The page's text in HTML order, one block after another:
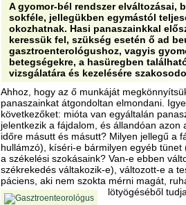
A gyomor-bél rendszer elváltozásai,
sokféle, jellegükben egymástól
okozhatnak. Hasi panaszainkkal
keressük fel, szükség esetén ő ad
gasztroenterológushoz, vagyis
betegségekre, a hasüregben
vizsgálatára és kezelésére
Ahhoz, hogy az ő munkáját
panaszainkat átgondoltan elmondani.
következőket: mióta van egyáltalán
jelentkezik a fájdalom, és állandóan
időre másutt és másutt? Milyen jellegű a
hullámzó), kíséri-e bármilyen egyéb
a székelési szokásaink? Van-e ebben
székrekedés váltakozik-e), változott-e a
páciens, aki nem szokta mérni magát,
lötyögéséből